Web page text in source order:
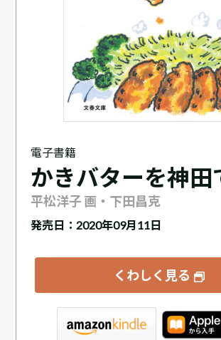
電子書籍
かきバターを神田
平松洋子 画・下田昌克
発売日：2020年09月11日
くわしく見る